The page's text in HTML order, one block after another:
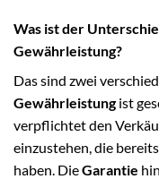
Was ist der
Gewährleistung?
Das sind zwei
Gewährleistungist
verpflichtet den
einzustehen, die
haben. DieGarantie